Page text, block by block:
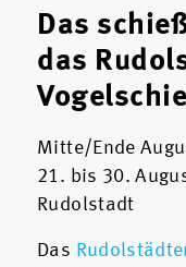
Das
das
Mitte/Ende
21. bis 30.
Rudolstadt
Das